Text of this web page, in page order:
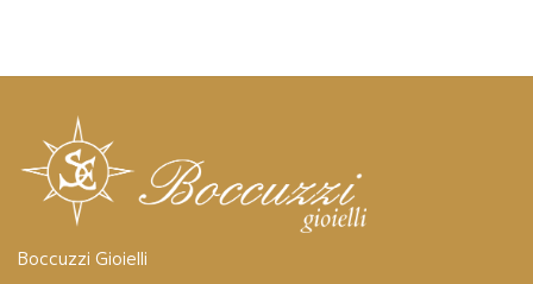
Boccuzzi Gioielli